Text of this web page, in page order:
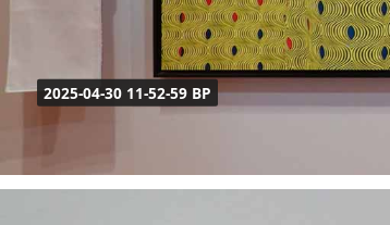
2025-04-30 11-52-59 BP